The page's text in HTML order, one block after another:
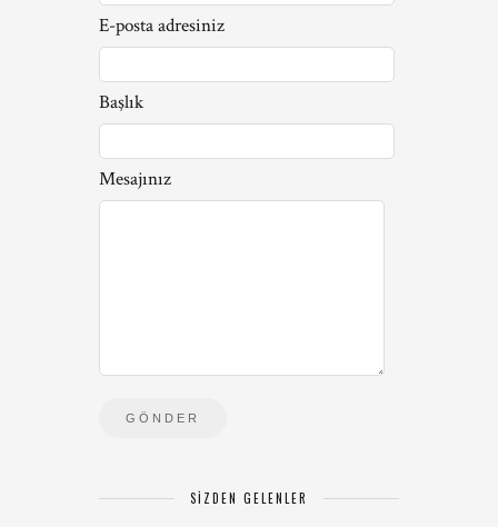
E-posta adresiniz
Başlık
Mesajınız
SIZDEN GELENLER